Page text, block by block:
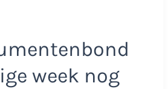
week nog